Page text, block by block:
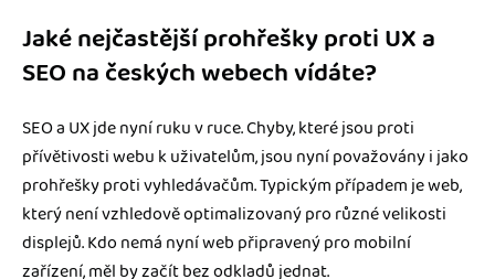
Jaké nejčastější prohřešky proti UX a
SEO na českých webech vídáte?
SEO a UX jde nyní ruku v ruce. Chyby, které jsou proti
přívětivosti webu k uživatelům, jsou nyní považovány i jako
prohřešky proti vyhledávačům. Typickým případem je web,
který není vzhledově optimalizovaný pro různé velikosti
displejů. Kdo nemá nyní web připravený pro mobilní
zařízení, měl by začít bez odkladů jednat.